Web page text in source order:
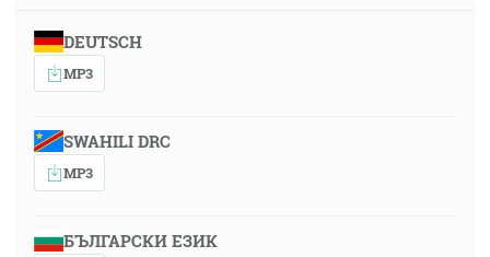
DEUTSCH
MP3
SWAHILI DRC
MP3
БЪЛГАРСКИ ЕЗИК